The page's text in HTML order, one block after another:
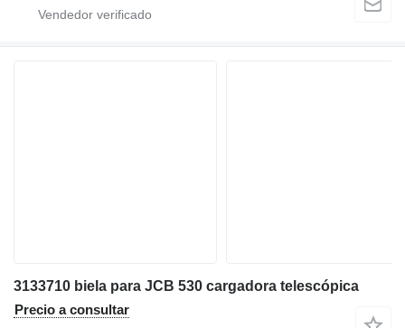
3133710 biela para JCB 530 cargadora telescópica
Precio a consultar